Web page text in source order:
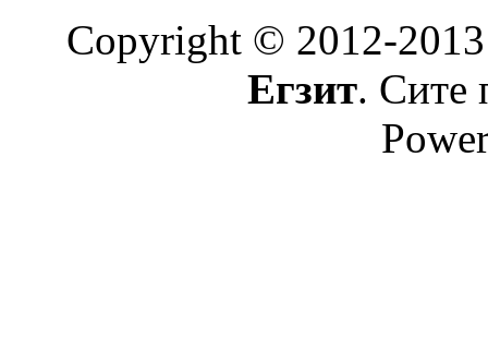
Copyright © 2012-
Егзит. Сите